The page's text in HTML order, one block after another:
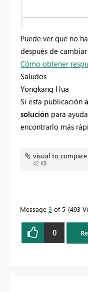
Puede ver que no
después de
Cómo obtener
Saludos
Yongkang Hua
Si esta publicación
solución para
encontrarlo más
42 KB
Message 3 of 5 493
0